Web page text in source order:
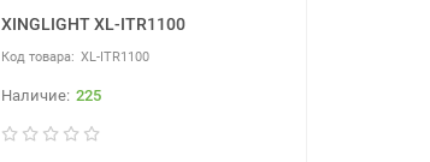
XINGLIGHT XL-ITR1100
XL-ITR1100
225